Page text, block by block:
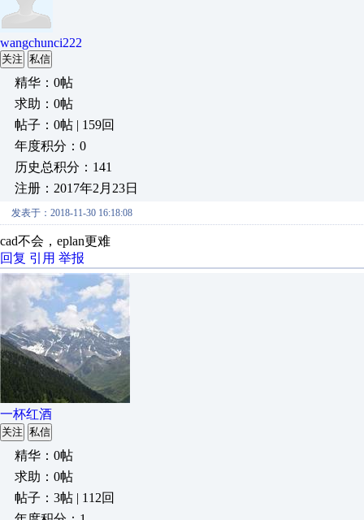
wangchunci222
关注 私信
精华：0帖
求助：0帖
帖子：0帖 | 159回
年度积分：0
历史总积分：141
注册：2017年2月23日
发表于：2018-11-30 16:18:08
cad不会，eplan更难
回复 引用 举报
一杯红酒
关注 私信
精华：0帖
求助：0帖
帖子：3帖 | 112回